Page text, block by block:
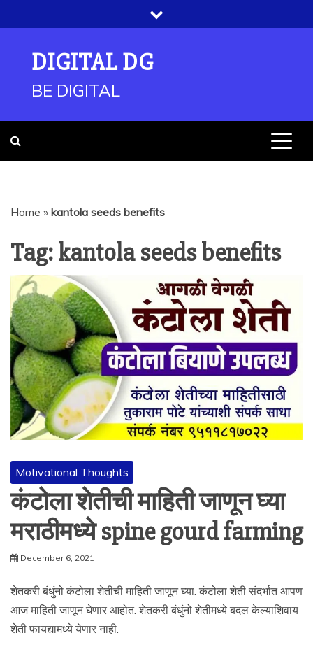
to
DIGITAL DG
BE DIGITAL
Home » kantola seeds benefits
Tag:kantola seeds benefits
Motivational Thoughts
कंटोला शेतीची माहिती जाणून घ्या
मराठीमध्ये spine gourd farming
December 6, 2021
शेतकरी बंधुंनो कंटोला शेतीची माहिती जाणून घ्या. कंटोला शेती संदर्भात आपण
आज माहिती जाणून घेणार आहोत. शेतकरी बंधुंनो शेतीमध्ये बदल केल्याशिवाय
शेती फायद्यामध्ये येणार नाही.